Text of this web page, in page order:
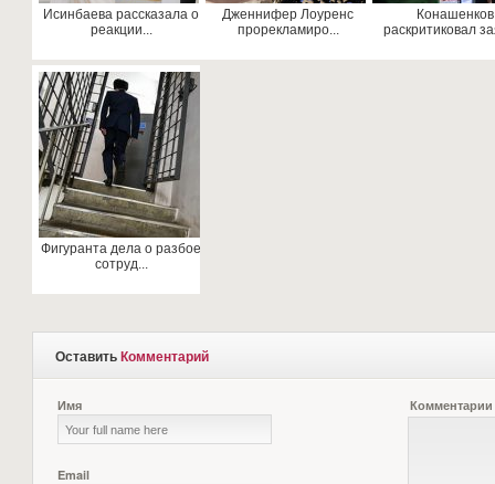
Исинбаева рассказала о
реакции...
Дженнифер Лоуренс
прорекламиро...
Конашенков
раскритиковал
Фигуранта дела о разбое
сотруд...
ОставитьКомментарий
Имя
Email
Комментарии